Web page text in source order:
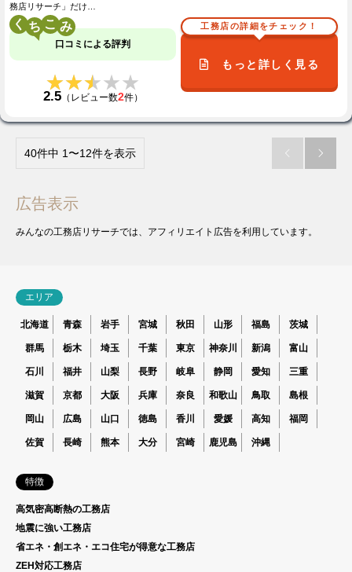
務店リサーチ」だけ…
く こ
口コミによる評判
★★★★★
★★★★★
2.5（レビュー数2件）
工務店の詳細をチェック！
もっと詳しく見る
40件中 1〜12件を表示  
広告表示
みんなの工務店リサーチでは、アフィリエイト広告を利用しています。
エリア
北海道 青森 岩手 宮城 秋田 山形 福島 茨城
群馬 栃木 埼玉 千葉 東京 神奈川 新潟 富山
石川 福井 山梨 長野 岐阜 静岡 愛知 三重
滋賀 京都 大阪 兵庫 奈良 和歌山 鳥取 島根
岡山 広島 山口 徳島 香川 愛媛 高知 福岡
佐賀 長崎 熊本 大分 宮崎 鹿児島 沖縄
特徴
高気密高断熱の工務店
地震に強い工務店
省エネ・創エネ・エコ住宅が得意な工務店
ZEH対応工務店